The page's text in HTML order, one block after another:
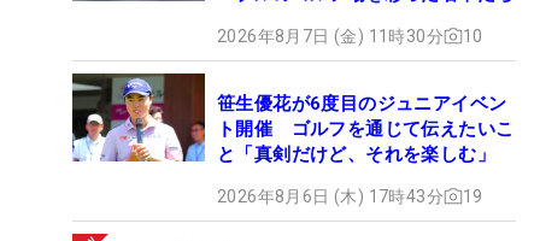
2026年8月7日 (金) 11時30分 10
笹生優花が6度目のジュニアイベン
ト開催 ゴルフを通じて伝えたいこ
と「真剣だけど、それを楽しむ」
2026年8月6日 (木) 17時43分 19